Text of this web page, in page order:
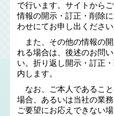
で行います。サイトから
情報の開示・訂正・削除
わせにてお申し出ください
また、その他の情報の
れる場合は、後述のお問
い。折り返し開示・訂正
内します。
なお、ご本人であるこ
場合、あるいは当社の業
ご要望にお応えできない